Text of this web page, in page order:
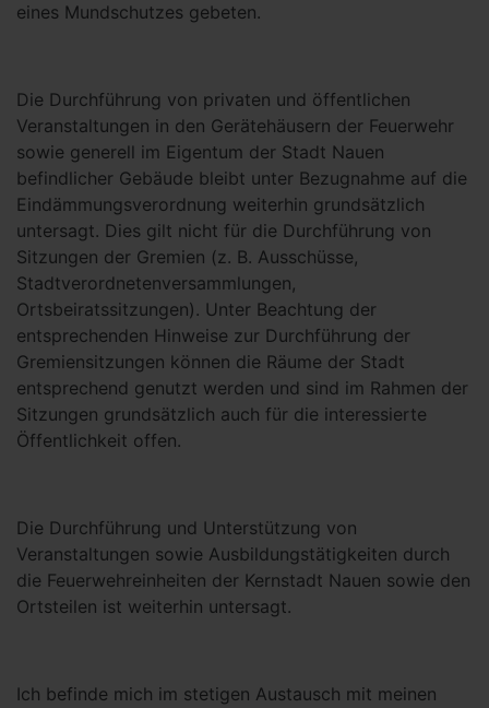
eines Mundschutzes gebeten.
Die Durchführung von privaten und öffentlichen
Veranstaltungen in den Gerätehäusern der Feuerwehr
sowie generell im Eigentum der Stadt Nauen
befindlicher Gebäude bleibt unter Bezugnahme auf die
Eindämmungsverordnung weiterhin grundsätzlich
untersagt. Dies gilt nicht für die Durchführung von
Sitzungen der Gremien (z. B. Ausschüsse,
Stadtverordnetenversammlungen,
Ortsbeiratssitzungen). Unter Beachtung der
entsprechenden Hinweise zur Durchführung der
Gremiensitzungen können die Räume der Stadt
entsprechend genutzt werden und sind im Rahmen der
Sitzungen grundsätzlich auch für die interessierte
Öffentlichkeit offen.
Die Durchführung und Unterstützung von
Veranstaltungen sowie Ausbildungstätigkeiten durch
die Feuerwehreinheiten der Kernstadt Nauen sowie den
Ortsteilen ist weiterhin untersagt.
Ich befinde mich im stetigen Austausch mit meinen